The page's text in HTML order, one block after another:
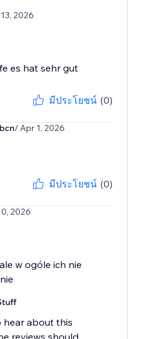
2026
es hat sehr gut
มีประโยชน์ (0)
/ Apr 1, 2026
มีประโยชน์ (0)
2026
w ogóle ich nie
hear about this